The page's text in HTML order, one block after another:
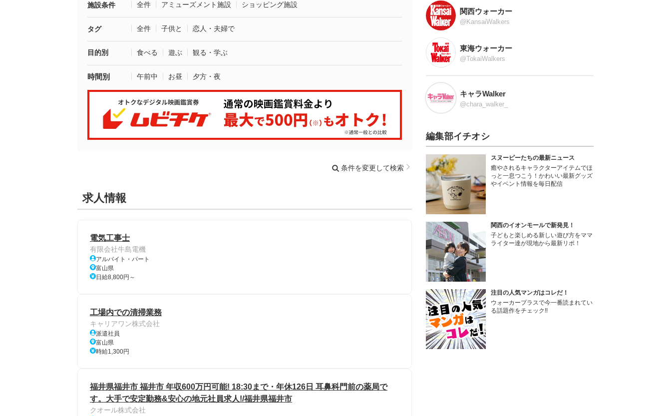
施設条件 全件 アミューズメント施設 ショッピング施設
タグ 全件 子供と 恋人・夫婦で
目的別 食べる 遊ぶ 観る・学ぶ
時間別 午前中 お昼 夕方・夜
条件を変更して検索
求人情報
電気工事士
有限会社牛島電機
アルバイト・パート
富山県
日給8,800円～
工場内での清掃業務
キャリアワン株式会社
派遣社員
富山県
時給1,300円
福井県福井市 福井市 年収600万円可能! 18:30まで・年休126日 耳鼻科門前の薬局で
す。大手で安定勤務&安心の地元社員求人!/福井県福井市
クオール株式会社
関西ウォーカー
@KansaiWalkers
東海ウォーカー
@TokaiWalkers
キャラWalker
@chara_walker_
編集部イチオシ
スヌーピーたちの最新ニュース
癒やされるキャラクターアイテムでほ
っと一息つこう！かわいい最新グッズ
やイベント情報を毎日配信
関西のイオンモールで新発見！
子どもと楽しめる新しい遊び方をママ
ライター達が現地から最新リポ！
注目の人気マンガはコレだ！
ウォーカープラスで今一番読まれてい
る話題作をチェック!!